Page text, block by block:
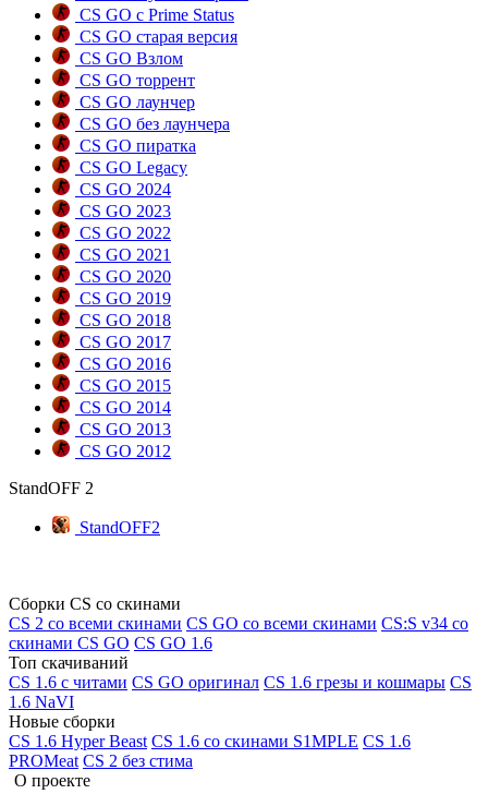
CS GO с Prime Status
CS GO старая версия
CS GO Взлом
CS GO торрент
CS GO лаунчер
CS GO без лаунчера
CS GO пиратка
CS GO Legacy
CS GO 2024
CS GO 2023
CS GO 2022
CS GO 2021
CS GO 2020
CS GO 2019
CS GO 2018
CS GO 2017
CS GO 2016
CS GO 2015
CS GO 2014
CS GO 2013
CS GO 2012
StandOFF 2
StandOFF2
Сборки CS со скинами
CS 2 со всеми скинами CS GO со всеми скинами CS:S v34 со
скинами CS GO CS GO 1.6
Топ скачиваний
CS 1.6 с читами CS GO оригинал CS 1.6 грезы и кошмары CS
1.6 NaVI
Новые сборки
CS 1.6 Hyper Beast CS 1.6 со скинами S1MPLE CS 1.6
PROMeat CS 2 без стима
О проекте